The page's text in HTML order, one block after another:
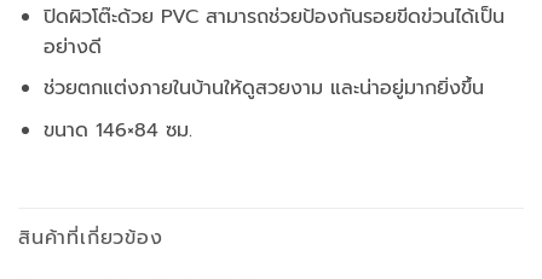
ปิดผิวโต๊ะด้วย PVC สามารถช่วยป้องกันรอยขีดข่วนได้เป็น
อย่างดี
ช่วยตกแต่งภายในบ้านให้ดูสวยงาม และน่าอยู่มากยิ่งขึ้น
ขนาด 146×84 ซม.
สินค้าที่เกี่ยวข้อง